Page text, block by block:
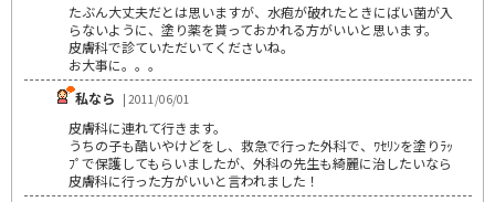
たぶん大丈夫だとは思いますが、水疱が破れたときにばい菌が入
らないように、塗り薬を貰っておかれる方がいいと思います。
皮膚科で診ていただいてくださいね。
お大事に。。。
私なら | 2011/06/01
皮膚科に連れて行きます。
うちの子も酷いやけどをし、救急で行った外科で、ﾜｾﾘﾝを塗りﾗｯ
ﾌﾟで保護してもらいましたが、外科の先生も綺麗に治したいなら
皮膚科に行った方がいいと言われました！